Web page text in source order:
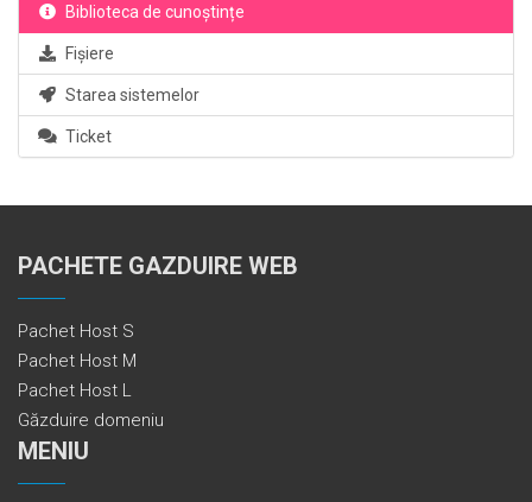
Biblioteca de cunoștințe
Fișiere
Starea sistemelor
Ticket
PACHETE GAZDUIRE WEB
Pachet Host S
Pachet Host M
Pachet Host L
Găzduire domeniu
MENIU